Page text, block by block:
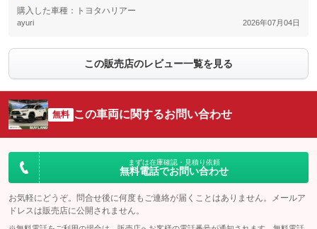
購入した車種：トヨタハリアー
ayuri 2026年07月04日
この販売店のレビュー一覧を見る
無料 この車両に関するお問い合わせ
まずは在庫確認・見積り依頼
無料電話でお問い合わせ
お気軽にどうぞ。問合せ後に何度もご連絡が届くことはありません。メールア
ドレスは販売店に公開されません。